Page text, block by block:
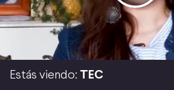
Estás viendo: TEC